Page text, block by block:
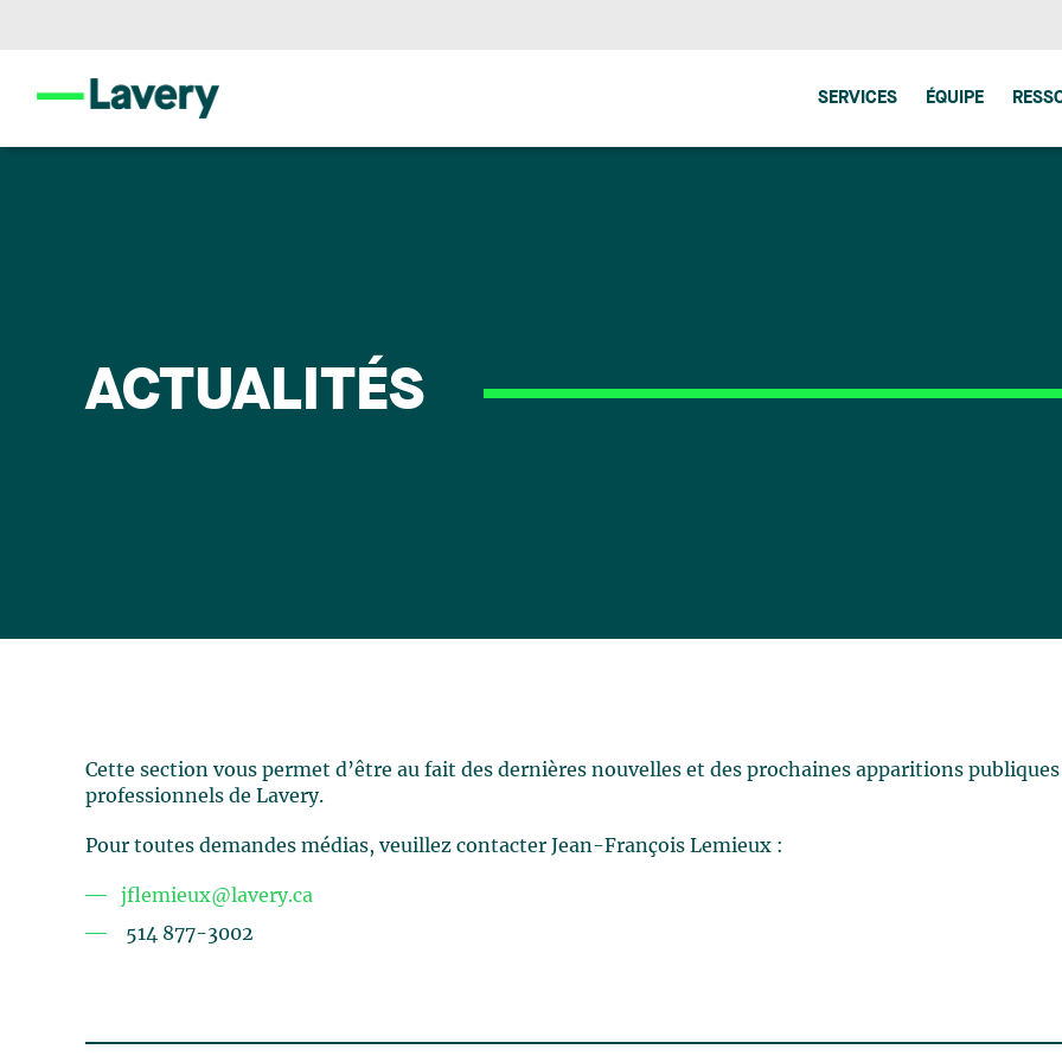
SERVICES ÉQUIPE
ACTUALITÉS
Cette section vous permet d’être au fait des dernières nouvelles et des prochaines apparitions publiques
professionnels de Lavery.
Pour toutes demandes médias, veuillez contacter Jean-François Lemieux :
jflemieux@lavery.ca
514 877-3002